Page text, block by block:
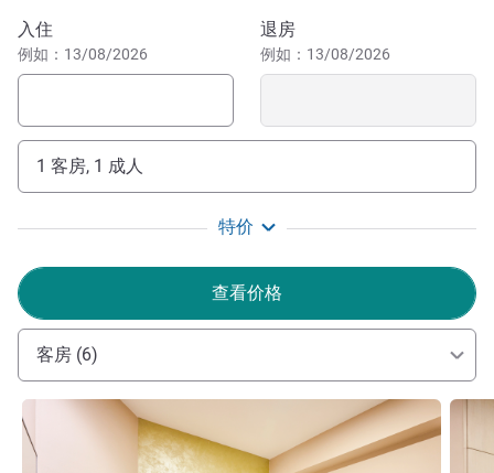
预订此酒店
入住
例如：13/08/2026
退房
例如：13/08/2026
1 客房, 1 成人
特价
查看价格
客房 (6)
请参阅详情 请参